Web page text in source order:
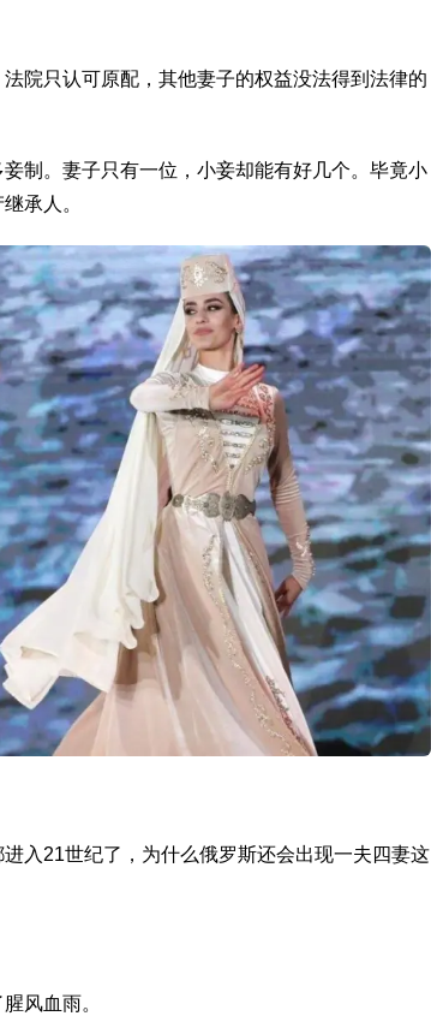
院只认可原配，其他妻子的权益没法得到法律的
制。妻子只有一位，小妾却能有好几个。毕竟小
承人。
入21世纪了，为什么俄罗斯还会出现一夫四妻这
风血雨。